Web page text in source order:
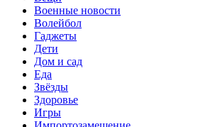
Военные новости
Волейбол
Гаджеты
Дети
Дом и сад
Еда
Звёзды
Здоровье
Игры